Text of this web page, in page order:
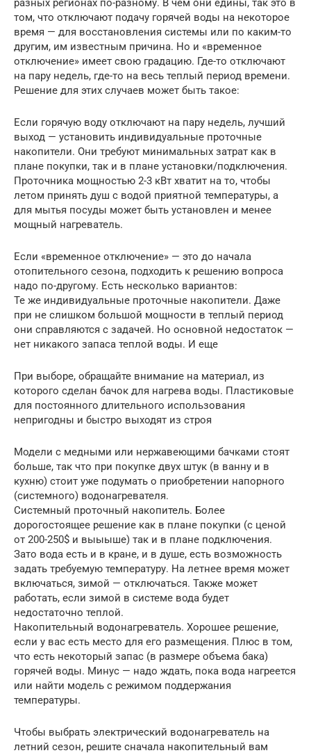
разных регионах по-разному. В чем они едины, так это в
том, что отключают подачу горячей воды на некоторое
время — для восстановления системы или по каким-то
другим, им известным причина. Но и «временное
отключение» имеет свою градацию. Где-то отключают
на пару недель, где-то на весь теплый период времени.
Решение для этих случаев может быть такое:
Если горячую воду отключают на пару недель, лучший
выход — установить индивидуальные проточные
накопители. Они требуют минимальных затрат как в
плане покупки, так и в плане установки/подключения.
Проточника мощностью 2-3 кВт хватит на то, чтобы
летом принять душ с водой приятной температуры, а
для мытья посуды может быть установлен и менее
мощный нагреватель.
Если «временное отключение» — это до начала
отопительного сезона, подходить к решению вопроса
надо по-другому. Есть несколько вариантов:
Те же индивидуальные проточные накопители. Даже
при не слишком большой мощности в теплый период
они справляются с задачей. Но основной недостаток —
нет никакого запаса теплой воды. И еще
При выборе, обращайте внимание на материал, из
которого сделан бачок для нагрева воды. Пластиковые
для постоянного длительного использования
непригодны и быстро выходят из строя
Модели с медными или нержавеющими бачками стоят
больше, так что при покупке двух штук (в ванну и в
кухню) стоит уже подумать о приобретении напорного
(системного) водонагревателя.
Системный проточный накопитель. Более
дорогостоящее решение как в плане покупки (с ценой
от 200-250$ и выыыше) так и в плане подключения.
Зато вода есть и в кране, и в душе, есть возможность
задать требуемую температуру. На летнее время может
включаться, зимой — отключаться. Также может
работать, если зимой в системе вода будет
недостаточно теплой.
Накопительный водонагреватель. Хорошее решение,
если у вас есть место для его размещения. Плюс в том,
что есть некоторый запас (в размере объема бака)
горячей воды. Минус — надо ждать, пока вода нагреется
или найти модель с режимом поддержания
температуры.
Чтобы выбрать электрический водонагреватель на
летний сезон, решите сначала накопительный вам